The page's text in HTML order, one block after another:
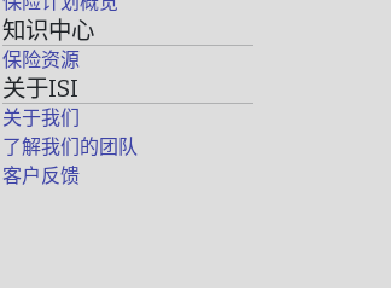
知识中心
保险资源
关于ISI
关于我们
了解我们的团队
客户反馈